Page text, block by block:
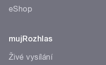
eShop
mujRozhlas
Živé vysílání